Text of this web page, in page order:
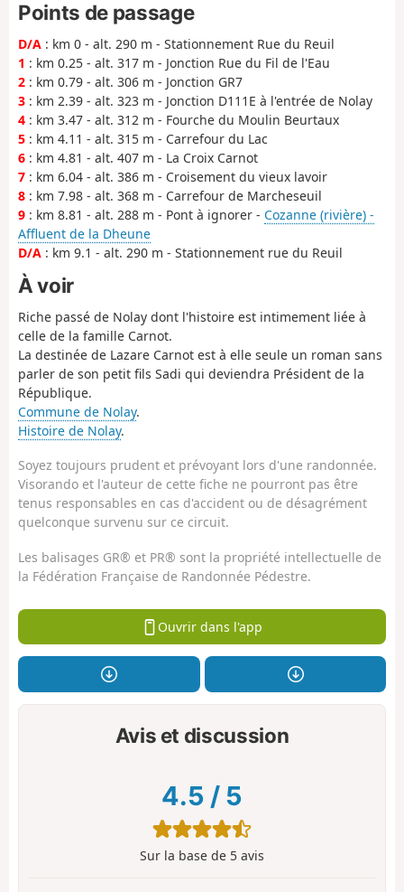
Points de passage
D/A : km 0 - alt. 290 m - Stationnement Rue du Reuil
1 : km 0.25 - alt. 317 m - Jonction Rue du Fil de l'Eau
2 : km 0.79 - alt. 306 m - Jonction GR7
3 : km 2.39 - alt. 323 m - Jonction D111E à l'entrée de Nolay
4 : km 3.47 - alt. 312 m - Fourche du Moulin Beurtaux
5 : km 4.11 - alt. 315 m - Carrefour du Lac
6 : km 4.81 - alt. 407 m - La Croix Carnot
7 : km 6.04 - alt. 386 m - Croisement du vieux lavoir
8 : km 7.98 - alt. 368 m - Carrefour de Marcheseuil
9 : km 8.81 - alt. 288 m - Pont à ignorer - Cozanne (rivière) -
Affluent de la Dheune
D/A : km 9.1 - alt. 290 m - Stationnement rue du Reuil
À voir
Riche passé de Nolay dont l'histoire est intimement liée à
celle de la famille Carnot.
La destinée de Lazare Carnot est à elle seule un roman sans
parler de son petit fils Sadi qui deviendra Président de la
République.
Commune de Nolay.
Histoire de Nolay.
Soyez toujours prudent et prévoyant lors d'une randonnée.
Visorando et l'auteur de cette fiche ne pourront pas être
tenus responsables en cas d'accident ou de désagrément
quelconque survenu sur ce circuit.
Les balisages GR® et PR® sont la propriété intellectuelle de
la Fédération Française de Randonnée Pédestre.
Ouvrir dans l'app
Avis et discussion
4.5 / 5
Sur la base de 5 avis